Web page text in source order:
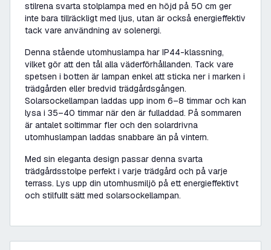
stilrena svarta stolplampa med en höjd på 50 cm ger
inte bara tillräckligt med ljus, utan är också energieffektiv
tack vare användning av solenergi.
Denna stående utomhuslampa har IP44-klassning,
vilket gör att den tål alla väderförhållanden. Tack vare
spetsen i botten är lampan enkel att sticka ner i marken i
trädgården eller bredvid trädgårdsgången.
Solarsockellampan laddas upp inom 6–8 timmar och kan
lysa i 35–40 timmar när den är fulladdad. På sommaren
är antalet soltimmar fler och den solardrivna
utomhuslampan laddas snabbare än på vintern.
Med sin eleganta design passar denna svarta
trädgårdsstolpe perfekt i varje trädgård och på varje
terrass. Lys upp din utomhusmiljö på ett energieffektivt
och stilfullt sätt med solarsockellampan.